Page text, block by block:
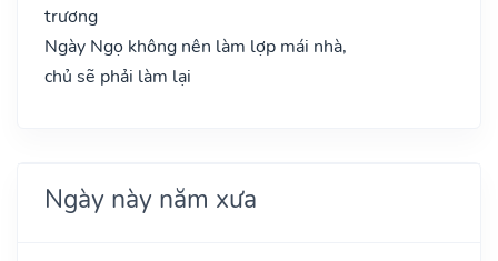
trương
Ngày Ngọ không nên làm lợp mái nhà,
chủ sẽ phải làm lại
Ngày này năm xưa